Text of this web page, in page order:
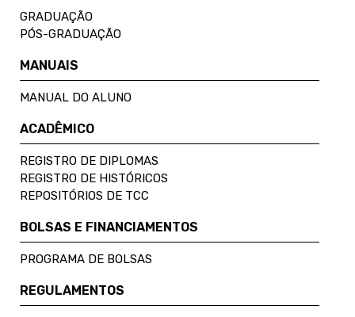
GRADUAÇÃO
PÓS-GRADUAÇÃO
MANUAIS
MANUAL DO ALUNO
ACADÊMICO
REGISTRO DE DIPLOMAS
REGISTRO DE HISTÓRICOS
REPOSITÓRIOS DE TCC
BOLSAS E FINANCIAMENTOS
PROGRAMA DE BOLSAS
REGULAMENTOS